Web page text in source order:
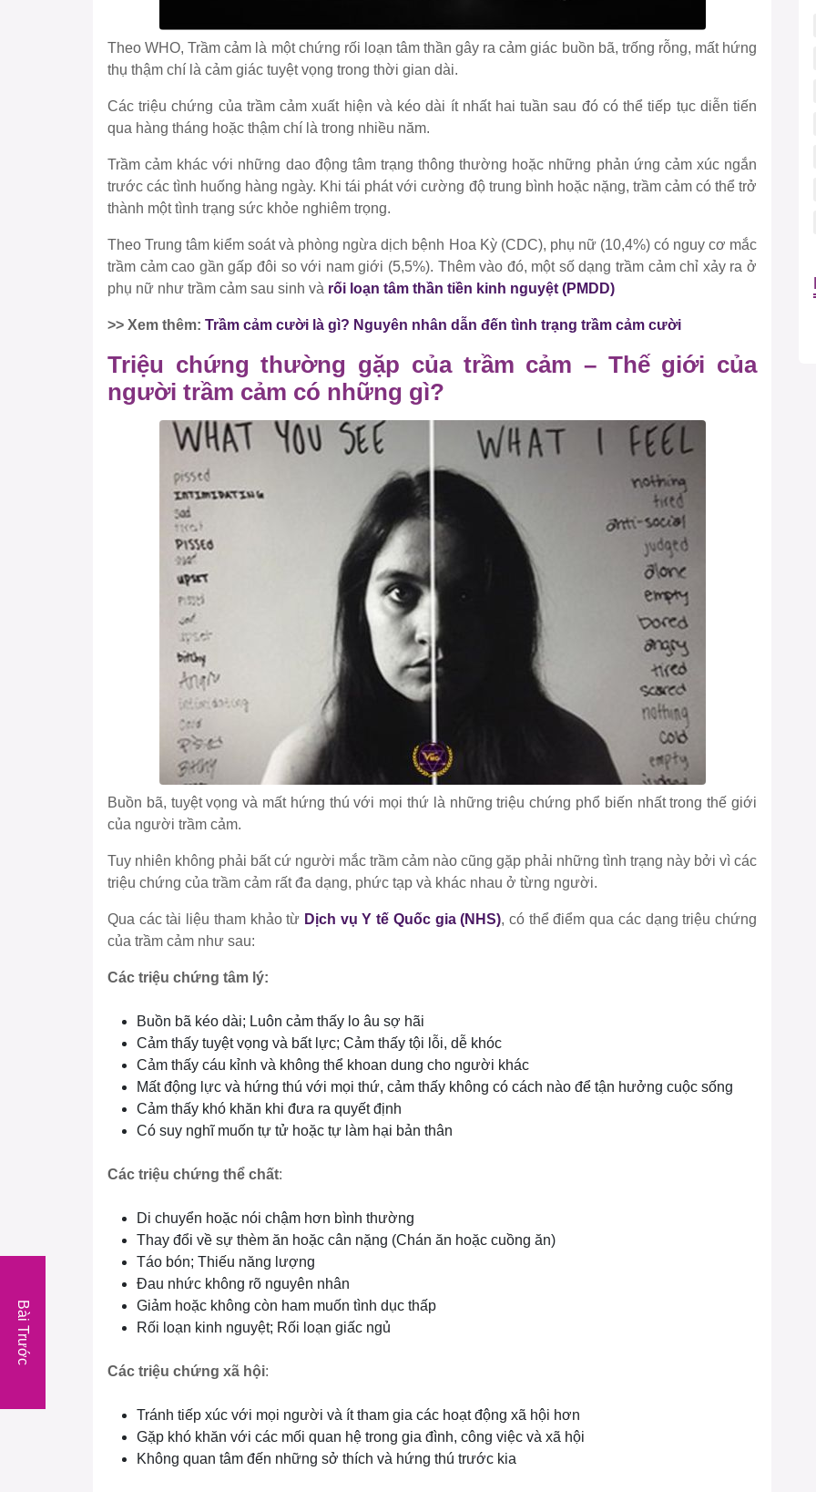
Theo WHO, Trầm cảm là một chứng rối loạn tâm thần gây ra cảm giác buồn bã, trống rỗng, mất hứng
thụ thậm chí là cảm giác tuyệt vọng trong thời gian dài.
Các triệu chứng của trầm cảm xuất hiện và kéo dài ít nhất hai tuần sau đó có thể tiếp tục diễn tiến
qua hàng tháng hoặc thậm chí là trong nhiều năm.
Trầm cảm khác với những dao động tâm trạng thông thường hoặc những phản ứng cảm xúc ngắn
trước các tình huống hàng ngày. Khi tái phát với cường độ trung bình hoặc nặng, trầm cảm có thể trở
thành một tình trạng sức khỏe nghiêm trọng.
Theo Trung tâm kiểm soát và phòng ngừa dịch bệnh Hoa Kỳ (CDC), phụ nữ (10,4%) có nguy cơ mắc
trầm cảm cao gần gấp đôi so với nam giới (5,5%). Thêm vào đó, một số dạng trầm cảm chỉ xảy ra ở
phụ nữ như trầm cảm sau sinh và rối loạn tâm thần tiền kinh nguyệt (PMDD)
>> Xem thêm: Trầm cảm cười là gì? Nguyên nhân dẫn đến tình trạng trầm cảm cười
Triệu chứng thường gặp của trầm cảm – Thế giới của
người trầm cảm có những gì?
Buồn bã, tuyệt vọng và mất hứng thú với mọi thứ là những triệu chứng phổ biến nhất trong thế giới
của người trầm cảm.
Tuy nhiên không phải bất cứ người mắc trầm cảm nào cũng gặp phải những tình trạng này bởi vì các
triệu chứng của trầm cảm rất đa dạng, phức tạp và khác nhau ở từng người.
Qua các tài liệu tham khảo từ Dịch vụ Y tế Quốc gia (NHS), có thể điểm qua các dạng triệu chứng
của trầm cảm như sau:
Các triệu chứng tâm lý:
Buồn bã kéo dài; Luôn cảm thấy lo âu sợ hãi
Cảm thấy tuyệt vọng và bất lực; Cảm thấy tội lỗi, dễ khóc
Cảm thấy cáu kỉnh và không thể khoan dung cho người khác
Mất động lực và hứng thú với mọi thứ, cảm thấy không có cách nào để tận hưởng cuộc sống
Cảm thấy khó khăn khi đưa ra quyết định
Có suy nghĩ muốn tự tử hoặc tự làm hại bản thân
Các triệu chứng thể chất:
Di chuyển hoặc nói chậm hơn bình thường
Thay đổi về sự thèm ăn hoặc cân nặng (Chán ăn hoặc cuồng ăn)
Táo bón; Thiếu năng lượng
Đau nhức không rõ nguyên nhân
Giảm hoặc không còn ham muốn tình dục thấp
Rối loạn kinh nguyệt; Rối loạn giấc ngủ
Các triệu chứng xã hội:
Tránh tiếp xúc với mọi người và ít tham gia các hoạt động xã hội hơn
Gặp khó khăn với các mối quan hệ trong gia đình, công việc và xã hội
Không quan tâm đến những sở thích và hứng thú trước kia
Bài Trước